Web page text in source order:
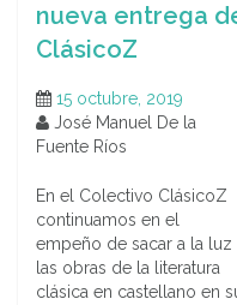
nueva entrega
ClásicoZ
15 octubre, 2019
José Manuel De la
Fuente Ríos
En el Colectivo ClásicoZ
continuamos en el
empeño de sacar a la luz
las obras de la literatura
clásica en castellano en